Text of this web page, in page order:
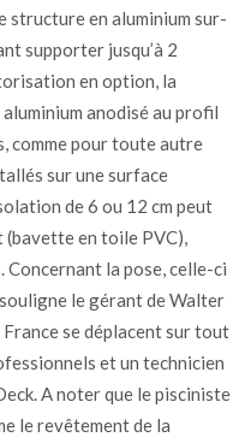
structure en aluminium sur-
supporter jusqu’à 2
en option, la
anodisé au profil
comme pour toute autre
sur une surface
de 6 ou 12 cm peut
en toile PVC),
la pose, celle-ci
le gérant de Walter
se déplacent sur tout
et un technicien
A noter que le pisciniste
le revêtement de la